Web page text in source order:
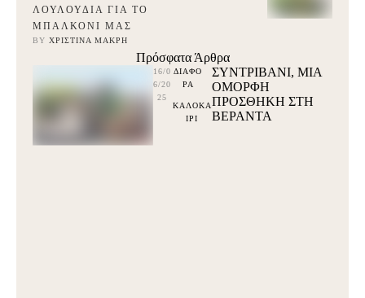
ΛΟΥΛΟΎΔΙΑ ΓΙΑ ΤΟ
ΜΠΑΛΚΌΝΙ ΜΑΣ
BY ΧΡΙΣΤΊΝΑ ΜΑΚΡΉ
Πρόσφατα Άρθρα
16/0
6/20
25
ΔΙΑΦΟ
ΡΑ
ΚΑΛΟΚΑ
ΙΡΙ
ΣΥΝΤΡΙΒΑΝΙ, ΜΙΑ
ΟΜΟΡΦΗ
ΠΡΟΣΘΗΚΗ ΣΤΗ
ΒΕΡΑΝΤΑ